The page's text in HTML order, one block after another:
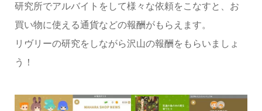
研究所でアルバイトをして様々な依頼をこなすと、お
買い物に使える通貨などの報酬がもらえます。
リヴリーの研究をしながら沢山の報酬をもらいましょ
う！